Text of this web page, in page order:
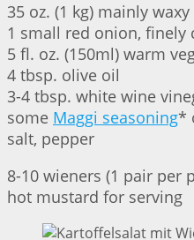
35 oz. (1 kg) mainly
1 small red onion, finely
5 fl. oz. (150ml) warm
4 tbsp. olive oil
3-4 tbsp. white wine
some Maggi seasoning*
salt, pepper
8-10 wieners (1 pair per
hot mustard for serving